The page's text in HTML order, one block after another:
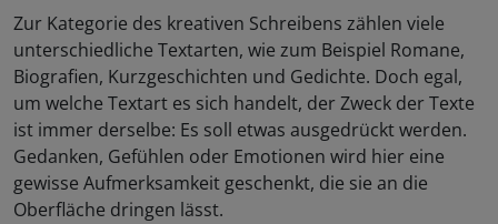
Zur Kategorie des kreativen Schreibens zählen viele
unterschiedliche Textarten, wie zum Beispiel Romane,
Biografien, Kurzgeschichten und Gedichte. Doch egal,
um welche Textart es sich handelt, der Zweck der Texte
ist immer derselbe: Es soll etwas ausgedrückt werden.
Gedanken, Gefühlen oder Emotionen wird hier eine
gewisse Aufmerksamkeit geschenkt, die sie an die
Oberfläche dringen lässt.